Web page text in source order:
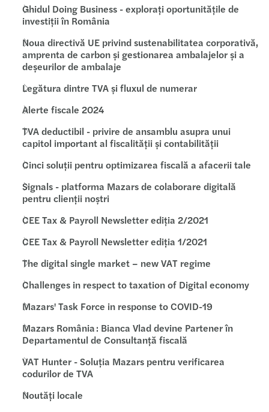
Ghidul Doing Business - explorați oportunitățile de
investiții în România
Noua directivă UE privind sustenabilitatea corporativă,
amprenta de carbon și gestionarea ambalajelor și a
deșeurilor de ambalaje
Legătura dintre TVA și fluxul de numerar
Alerte fiscale 2024
TVA deductibil - privire de ansamblu asupra unui
capitol important al fiscalității și contabilității
Cinci soluții pentru optimizarea fiscală a afacerii tale
Signals - platforma Mazars de colaborare digitală
pentru clienții noștri
CEE Tax & Payroll Newsletter ediția 2/2021
CEE Tax & Payroll Newsletter ediția 1/2021
The digital single market – new VAT regime
Challenges in respect to taxation of Digital economy
Mazars' Task Force in response to COVID-19
Mazars România : Bianca Vlad devine Partener în
Departamentul de Consultanță fiscală
VAT Hunter - Soluția Mazars pentru verificarea
codurilor de TVA
Noutăți locale